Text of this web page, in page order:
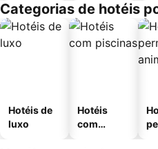
Categorias de hotéis
Hotéis de
luxo
Hotéis
com